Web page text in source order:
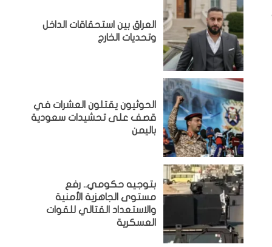
‏العراق بين استحقاقات الداخل
وتحديات الخارج
الحوثيون يقتلون العشرات في
قصف على تحشيدات سعودية
باليمن
بتوجيه حكومي.. رفع
مستوى الجاهزية الأمنية
والاستعداد القتالي للقوات
العسكرية